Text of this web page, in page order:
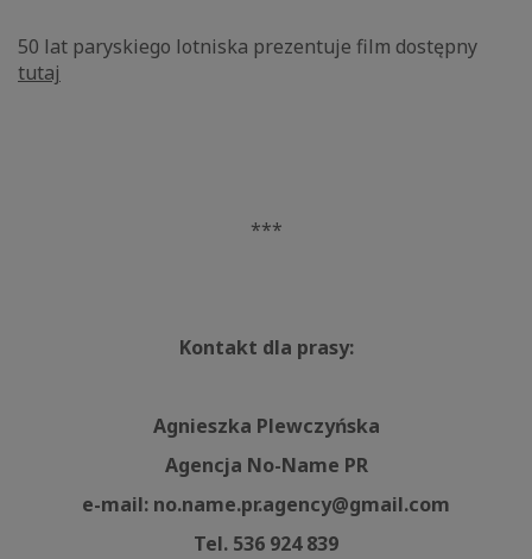
50 lat paryskiego lotniska prezentuje film dostępny
tutaj
***
Kontakt dla prasy:
Agnieszka Plewczyńska
Agencja No-Name PR
e-mail: no.name.pr.agency@gmail.com
Tel. 536 924 839